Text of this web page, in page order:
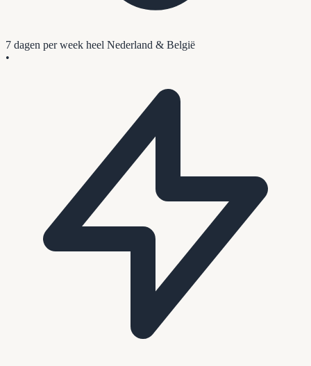
7 dagen per week heel Nederland & België
•